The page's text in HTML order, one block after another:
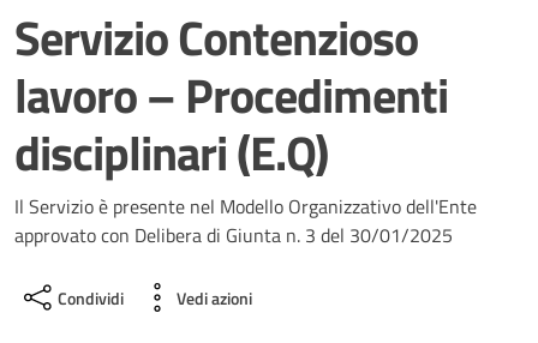
Servizio Contenzioso
lavoro – Procedimenti
disciplinari (E.Q)
Il Servizio è presente nel Modello Organizzativo dell'Ente
approvato con Delibera di Giunta n. 3 del 30/01/2025
Condividi Vedi azioni